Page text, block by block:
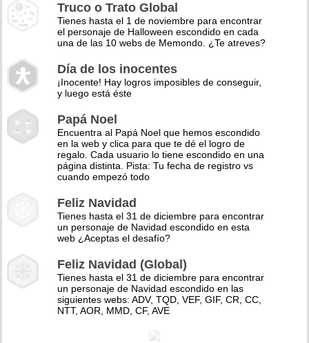
Truco o Trato Global
Tienes hasta el 1 de noviembre para encontrar
el personaje de Halloween escondido en cada
una de las 10 webs de Memondo. ¿Te atreves?
Día de los inocentes
¡Inocente! Hay logros imposibles de conseguir,
y luego está éste
Papá Noel
Encuentra al Papá Noel que hemos escondido
en la web y clica para que te dé el logro de
regalo. Cada usuario lo tiene escondido en una
página distinta. Pista: Tu fecha de registro vs
cuando empezó todo
Feliz Navidad
Tienes hasta el 31 de diciembre para encontrar
un personaje de Navidad escondido en esta
web ¿Aceptas el desafío?
Feliz Navidad (Global)
Tienes hasta el 31 de diciembre para encontrar
un personaje de Navidad escondido en las
siguientes webs: ADV, TQD, VEF, GIF, CR, CC,
NTT, AOR, MMD, CF, AVE